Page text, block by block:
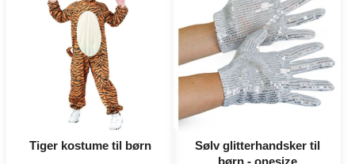
Tiger kostume til børn
Sølv glitterhandsker til
børn - onesize